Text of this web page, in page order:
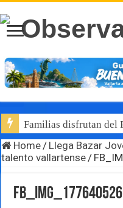
Familias disfrutan del
Home/ Llega Bazar
talento vallartense/